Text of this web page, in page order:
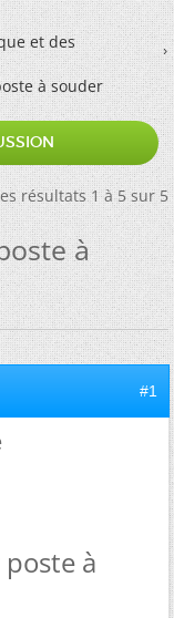
et des
à souder
résultats 1 à 5 sur 5
à
#1
à